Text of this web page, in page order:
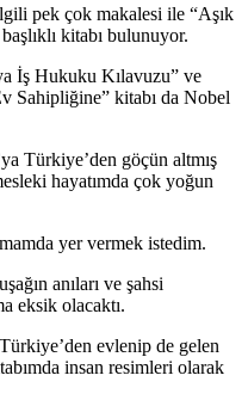
pek çok makalesi ile “Aşık
kitabı bulunuyor.
İş Hukuku Kılavuzu” ve
Sahipliğine” kitabı da Nobel
Türkiye’den göçün altmış
hayatımda çok yoğun
yer vermek istedim.
anıları ve şahsi
eksik olacaktı.
evlenip de gelen
insan resimleri olarak